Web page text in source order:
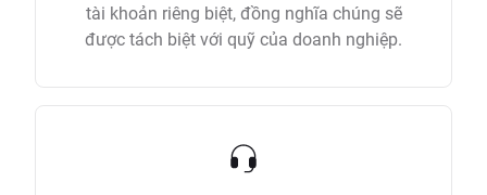
tài khoản riêng biệt, đồng nghĩa chúng sẽ
được tách biệt với quỹ của doanh nghiệp.